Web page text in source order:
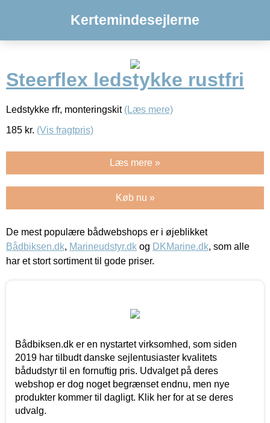
Kertemindesejlerne
Steerflex ledstykke rustfri
Ledstykke rfr, monteringskit (Læs mere)
185 kr. (Vis fragtpris)
Læs mere »
Køb nu »
De mest populære bådwebshops er i øjeblikket
Bådbiksen.dk, Marineudstyr.dk og DKMarine.dk, som alle
har et stort sortiment til gode priser.
Bådbiksen.dk er en nystartet virksomhed, som siden
2019 har tilbudt danske sejlentusiaster kvalitets
bådudstyr til en fornuftig pris. Udvalget på deres
webshop er dog noget begrænset endnu, men nye
produkter kommer til dagligt. Klik her for at se deres
udvalg.